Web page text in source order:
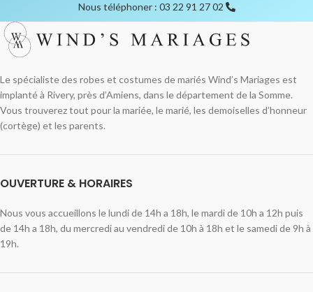
Nous téléphoner : 03 22 91 27 02
Le spécialiste des robes et costumes de mariés Wind’s Mariages est
implanté à Rivery, près d’Amiens, dans le département de la Somme.
Vous trouverez tout pour la mariée, le marié, les demoiselles d’honneur
(cortège) et les parents.
OUVERTURE & HORAIRES
Nous vous accueillons le lundi de 14h a 18h, le mardi de 10h a 12h puis
de 14h a 18h, du mercredi au vendredi de 10h à 18h et le samedi de 9h à
19h.